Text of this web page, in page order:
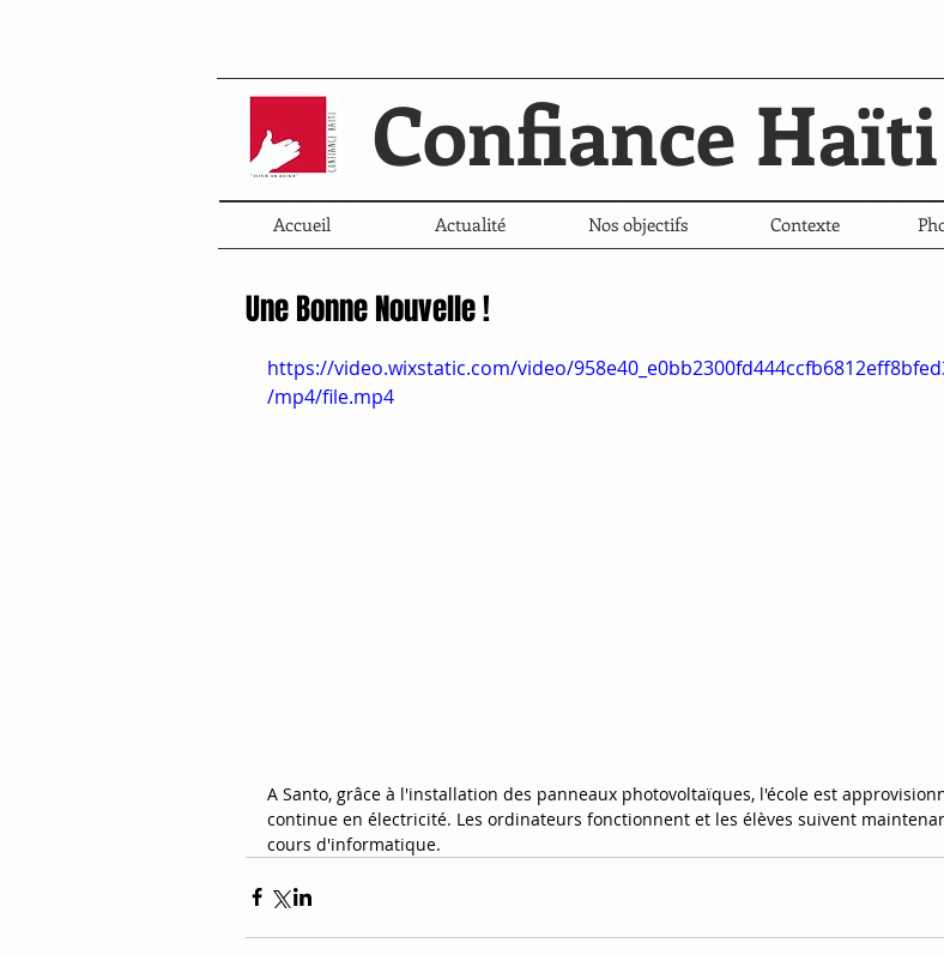
Confiance Haïti
Accueil Actualité Nos objectifs Contexte
Une Bonne Nouvelle !
https://video.wixstatic.com/video/
/mp4/file.mp4
A Santo, grâce à l'installation des panneaux photovoltaïques, l'école est
continue en électricité. Les ordinateurs fonctionnent et les élèves suivent
cours d'informatique.